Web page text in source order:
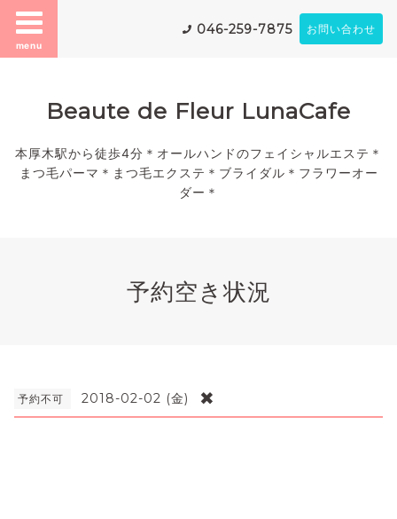
menu
046-259-7875 お問い合わせ
Beaute de Fleur LunaCafe
本厚木駅から徒歩4分＊オールハンドのフェイシャルエステ＊
まつ毛パーマ＊まつ毛エクステ＊ブライダル＊フラワーオー
ダー＊
予約空き状況
予約不可 2018-02-02 (金) ✖